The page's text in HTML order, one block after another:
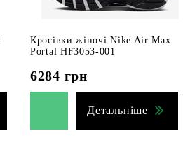
Кросівки жіночі Nike Air Max
Portal HF3053-001
6284 грн
Детальніше